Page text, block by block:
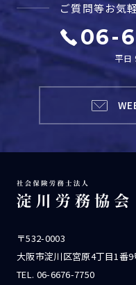
ご質問等お気
06-
平日
〒532-0003
大阪市淀川区宮原4丁目1番
TEL. 06-6676-7750